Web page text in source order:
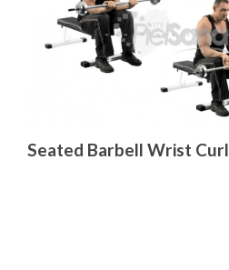
Seated Barbell Wrist Curl